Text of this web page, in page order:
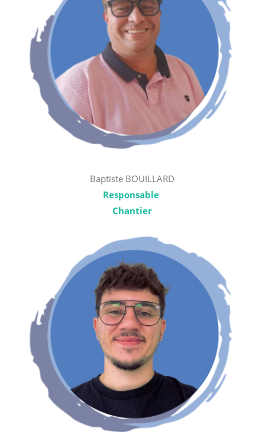
Baptiste BOUILLARD
Responsable
Chantier